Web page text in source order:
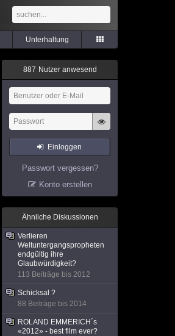
Unterhaltung
887 Nutzer anwesend
Einloggen
Passwort vergessen?
Konto erstellen
Ähnliche Diskussionen
Verlieren
Weltuntergangspropheten
endgültig ihre
Glaubwürdigkeit?
113 Beiträge bis 2012
Schicksal ?
88 Beiträge bis 2014
ROLAND EMMERICH´s
«2012» - best film ever?